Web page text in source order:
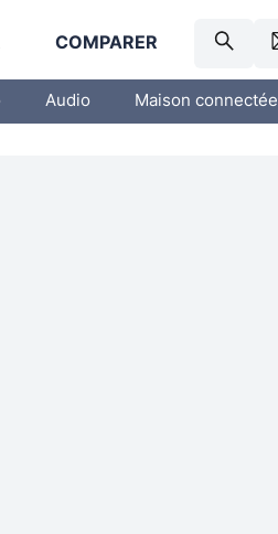
COMPARER
Audio Maison connectée